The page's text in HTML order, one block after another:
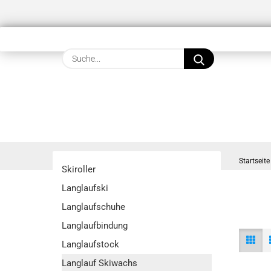
Suche...
Startseite
Skiroller
Langlaufski
Langlaufschuhe
Langlaufbindung
Langlaufstock
Langlauf Skiwachs